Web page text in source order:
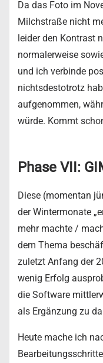
Da das Foto im
Milchstraße nicht
leider den Kontrast
normalerweise
und ich verbinde
nichtsdestotrotz
aufgenommen,
würde. Kommt
Phase VII:
Diese (momentan
der Wintermonate
mehr machte /
dem Thema
zuletzt Anfang der
wenig Erfolg
die Software
als Ergänzung zu
Heute mache ich